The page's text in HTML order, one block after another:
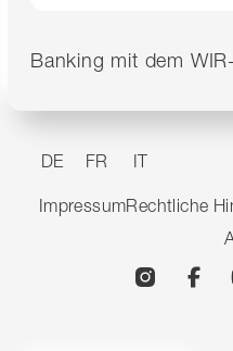
Banking mit dem
DE FR IT
ImpressumRechtliche